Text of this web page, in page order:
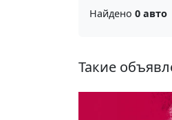
Найдено 0 авто
Такие